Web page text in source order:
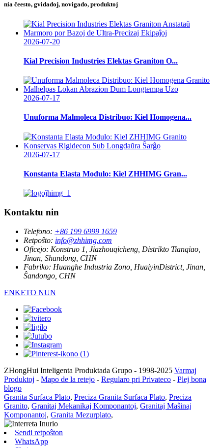
nia ĉeesto, gvidadoj, novigado, produktoj
2026-07-20
Kial Precision Industries Elektas Graniton O...
2026-07-17
Unuforma Malmoleca Distribuo: Kiel Homogena...
2026-07-17
Konstanta Elasta Modulo: Kiel ZHHIMG Gran...
Kontaktu nin
Telefono: +86 199 6999 1659
Retpoŝto: info@zhhimg.com
Oficejo: Konstruo 1, Jiazhouqicheng, Distrikto Tianqiao,
Jinan, Shandong, CHN
Fabriko: Huanghe Industria Zono, HuaiyinDistrict, Jinan,
Ŝandongo, CHN
ENKETO NUN
ZHongHui Inteligenta Produktada Grupo - 1998-2025 Varmaj
Produktoj - Mapo de la retejo - Regularo pri Privateco - Plej bona
blogo
Granita Surfaca Plato, Preciza Granita Surfaca Plato, Preciza
Granito, Granitaj Mekanikaj Komponantoj, Granitaj Maŝinaj
Komponantoj, Granita Mezurplato,
Sendi retpoŝton
WhatsApp